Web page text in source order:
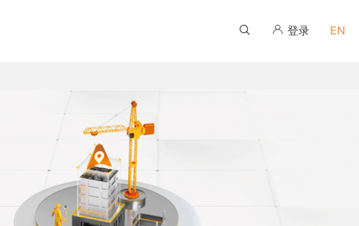
伙伴培训学习平台
伙伴培训学习平台
伙伴培训学习平台
伙伴培训学习平台
伙伴培训学习平台
伙伴培训学习平台
登录 EN